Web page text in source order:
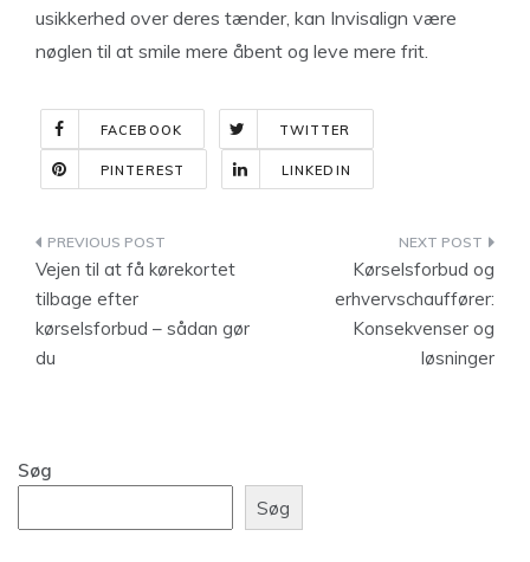
usikkerhed over deres tænder, kan Invisalign være
nøglen til at smile mere åbent og leve mere frit.
FACEBOOK TWITTER
PINTEREST LINKEDIN
Indlægsnavigation
Vejen til at få kørekortet
tilbage efter
kørselsforbud – sådan gør
du
Kørselsforbud og
erhvervschauffører:
Konsekvenser og
løsninger
Søg
Søg